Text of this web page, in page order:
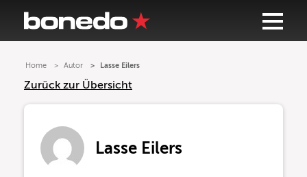
Home Autor Lasse Eilers
Zurück zur Übersicht
Lasse Eilers